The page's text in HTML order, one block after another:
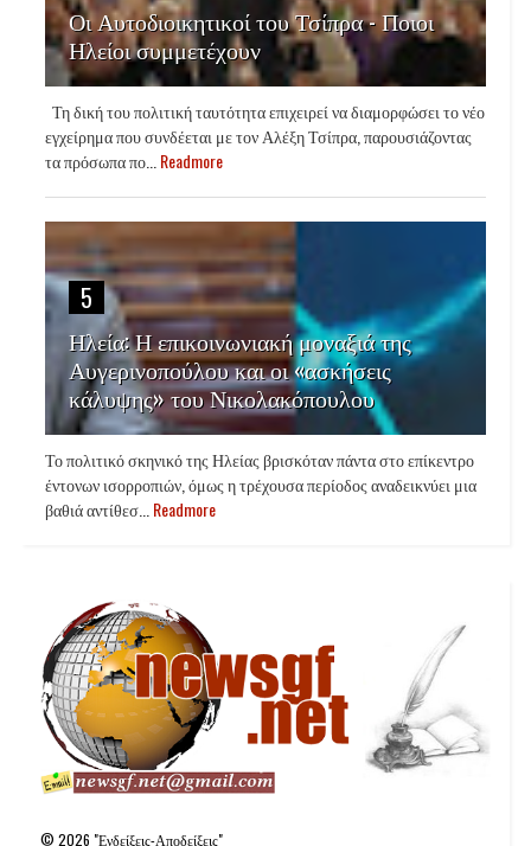
Οι Αυτοδιοικητικοί του Τσίπρα - Ποιοι
Ηλείοι συμμετέχουν
Τη δική του πολιτική ταυτότητα επιχειρεί να διαμορφώσει το νέο
εγχείρημα που συνδέεται με τον Αλέξη Τσίπρα, παρουσιάζοντας
τα πρόσωπα πο... Readmore
5
Ηλεία: Η επικοινωνιακή μοναξιά της
Αυγερινοπούλου και οι «ασκήσεις
κάλυψης» του Νικολακόπουλου
Το πολιτικό σκηνικό της Ηλείας βρισκόταν πάντα στο επίκεντρο
έντονων ισορροπιών, όμως η τρέχουσα περίοδος αναδεικνύει μια
βαθιά αντίθεσ... Readmore
©2026 "Ενδείξεις-Αποδείξεις"